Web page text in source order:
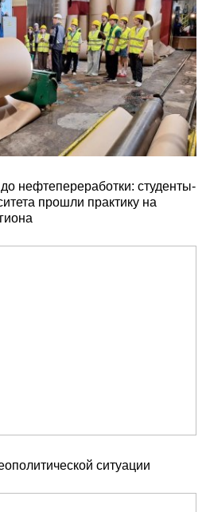
нефтепереработки: студенты-
прошли практику на
ситуации